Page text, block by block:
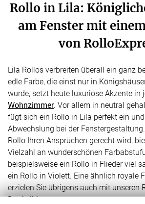
Rollo in Lila:
am Fenster mit
von
Lila Rollos verbreiten überall ein ganz
edle Farbe, die einst nur in
wurde, setzt heute luxuriöse Akzente in
Wohnzimmer. Vor allem in neutral
fügt sich ein Rollo in Lila perfekt ein
Abwechslung bei der
Rollo Ihren Ansprüchen gerecht wird,
Vielzahl an wunderschönen
beispielsweise ein Rollo in Flieder viel
ein Rollo in Violett. Eine ähnlich royale
erzielen Sie übrigens auch mit unseren
Dunkelblau.